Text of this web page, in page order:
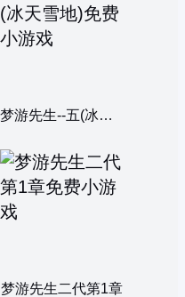
梦游先生--五(冰天雪地)
梦游先生二代第1章